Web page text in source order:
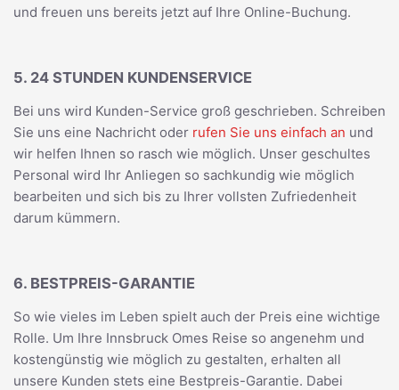
und freuen uns bereits jetzt auf Ihre Online-Buchung.
5. 24 STUNDEN KUNDENSERVICE
Bei uns wird Kunden-Service groß geschrieben. Schreiben
Sie uns eine Nachricht oder rufen Sie uns einfach an und
wir helfen Ihnen so rasch wie möglich. Unser geschultes
Personal wird Ihr Anliegen so sachkundig wie möglich
bearbeiten und sich bis zu Ihrer vollsten Zufriedenheit
darum kümmern.
6. BESTPREIS-GARANTIE
So wie vieles im Leben spielt auch der Preis eine wichtige
Rolle. Um Ihre Innsbruck Omes Reise so angenehm und
kostengünstig wie möglich zu gestalten, erhalten all
unsere Kunden stets eine Bestpreis-Garantie. Dabei